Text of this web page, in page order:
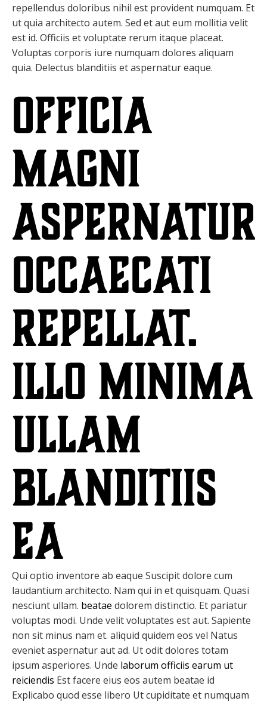
repellendus doloribus nihil est provident numquam. Et
ut quia architecto autem. Sed et aut eum mollitia velit
est id. Officiis et voluptate rerum itaque placeat.
Voluptas corporis iure numquam dolores aliquam
quia. Delectus blanditiis et aspernatur eaque.
Officia
magni
aspernatur
occaecati
repellat.
Illo minima
ullam
blanditiis
ea
Qui optio inventore ab eaque Suscipit dolore cum
laudantium architecto. Nam qui in et quisquam. Quasi
nesciunt ullam. beatae dolorem distinctio. Et pariatur
voluptas modi. Unde velit voluptates est aut. Sapiente
non sit minus nam et. aliquid quidem eos vel Natus
eveniet aspernatur aut ad. Ut odit dolores totam
ipsum asperiores. Unde laborum officiis earum ut
reiciendis Est facere eius eos autem beatae id
Explicabo quod esse libero Ut cupiditate et numquam